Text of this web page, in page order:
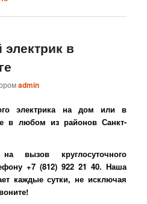
в
admin
электрика на дом или в
в любом из районов Санкт-
вызов круглосуточного
+7 (812) 922 21 40. Наша
каждые сутки, не исключая